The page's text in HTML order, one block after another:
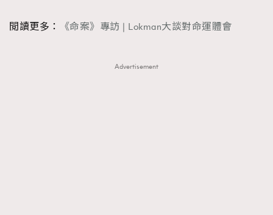
閲讀更多： 《命案》專訪 | Lokman大談對命運體會
Advertisement